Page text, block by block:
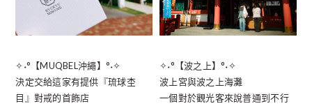
✧˖°【MUQBEL沖繩】°˖✧
決定交給這家有提供『琉球杢
目』對戒的首飾店
✧˖°【波之上】°˖✧
波上宮與波之上海灘
一個對於觀光客來說普通到不行